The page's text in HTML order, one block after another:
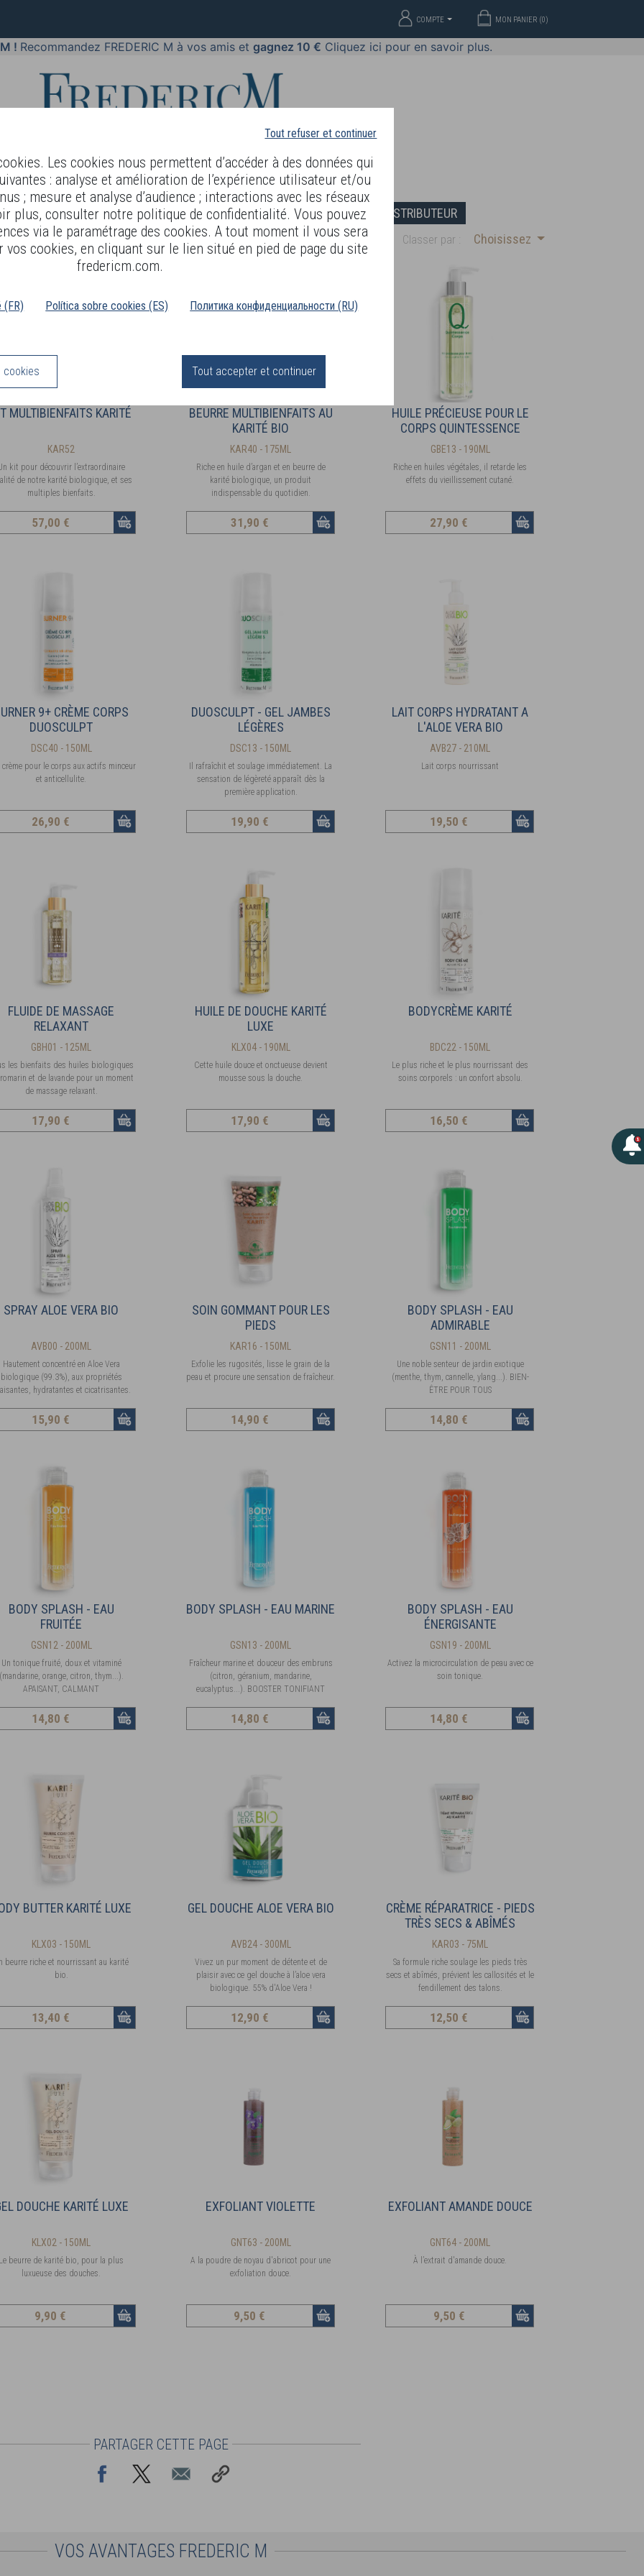
Tout refuser et continuer
Les cookies nous permettent d’accéder à des données qui
: analyse et amélioration de l’expérience utilisateur et/ou
; mesure et analyse d’audience ; interactions avec les réseaux
plus, consulter notre politique de confidentialité. Vous pouvez
via le paramétrage des cookies. A tout moment il vous sera
vos cookies, en cliquant sur le lien situé en pied de page du site
fredericm.com.
(FR) Política sobre cookies (ES) Политика конфиденциальности (RU)
cookies Tout accepter et continuer
MON PANIER (0)
COMPTE
! Recommandez FREDERIC M à vos amis et gagnez 10 € Cliquez ici pour en savoir plus.
PARFUMS BODY LANGUAGE BLOG DIAGNOSTIC PEAU DEVENIR DISTRIBUTEUR
CORPS Classer par : Choisissez
MULTIBIENFAITS KARITÉ
KAR52
kit pour découvrir l’extraordinaire
de notre karité biologique, et ses
multiples bienfaits.
57,00 €
BEURRE MULTIBIENFAITS AU
KARITÉ BIO
KAR40 - 175ML
Riche en huile d’argan et en beurre de
karité biologique, un produit
indispensable du quotidien.
31,90 €
HUILE PRÉCIEUSE POUR LE
CORPS QUINTESSENCE
GBE13 - 190ML
Riche en huiles végétales, il retarde les
effets du vieillissement cutané.
27,90 €
9+ CRÈME CORPS
DUOSCULPT
DSC40 - 150ML
crème pour le corps aux actifs minceur
et anticellulite.
26,90 €
DUOSCULPT - GEL JAMBES
LÉGÈRES
DSC13 - 150ML
Il rafraîchit et soulage immédiatement. La
sensation de légèreté apparaît dès la
première application.
19,90 €
LAIT CORPS HYDRATANT A
L'ALOE VERA BIO
AVB27 - 210ML
Lait corps nourrissant
19,50 €
FLUIDE DE MASSAGE
RELAXANT
GBH01 - 125ML
les bienfaits des huiles biologiques
et de lavande pour un moment
de massage relaxant.
17,90 €
HUILE DE DOUCHE KARITÉ
LUXE
KLX04 - 190ML
Cette huile douce et onctueuse devient
mousse sous la douche.
17,90 €
BODYCRÈME KARITÉ
BDC22 - 150ML
Le plus riche et le plus nourrissant des
soins corporels : un confort absolu.
16,50 €
SPRAY ALOE VERA BIO
AVB00 - 200ML
Hautement concentré en Aloe Vera
biologique (99.3%), aux propriétés
hydratantes et cicatrisantes.
15,90 €
SOIN GOMMANT POUR LES
PIEDS
KAR16 - 150ML
Exfolie les rugosités, lisse le grain de la
peau et procure une sensation de fraîcheur.
14,90 €
BODY SPLASH - EAU
ADMIRABLE
GSN11 - 200ML
Une noble senteur de jardin exotique
(menthe, thym, cannelle, ylang...). BIEN-
ÊTRE POUR TOUS
14,80 €
BODY SPLASH - EAU
FRUITÉE
GSN12 - 200ML
Un tonique fruité, doux et vitaminé
orange, citron, thym...).
APAISANT, CALMANT
14,80 €
BODY SPLASH - EAU MARINE
GSN13 - 200ML
Fraîcheur marine et douceur des embruns
(citron, géranium, mandarine,
eucalyptus...). BOOSTER TONIFIANT
14,80 €
BODY SPLASH - EAU
ÉNERGISANTE
GSN19 - 200ML
Activez la microcirculation de peau avec ce
soin tonique.
14,80 €
BUTTER KARITÉ LUXE
KLX03 - 150ML
beurre riche et nourrissant au karité
bio.
13,40 €
GEL DOUCHE ALOE VERA BIO
AVB24 - 300ML
Vivez un pur moment de détente et de
plaisir avec ce gel douche à l’aloe vera
biologique. 55% d'Aloe Vera !
12,90 €
CRÈME RÉPARATRICE - PIEDS
TRÈS SECS & ABÎMÉS
KAR03 - 75ML
Sa formule riche soulage les pieds très
secs et abîmés, prévient les callosités et le
fendillement des talons.
12,50 €
DOUCHE KARITÉ LUXE
KLX02 - 150ML
beurre de karité bio, pour la plus
luxueuse des douches.
9,90 €
EXFOLIANT VIOLETTE
GNT63 - 200ML
A la poudre de noyau d'abricot pour une
exfoliation douce.
9,50 €
EXFOLIANT AMANDE DOUCE
GNT64 - 200ML
À l’extrait d'amande douce.
9,50 €
PARTAGER CETTE PAGE
VOS AVANTAGES FREDERIC M